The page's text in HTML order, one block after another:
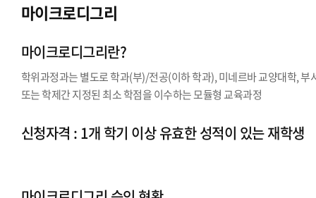
마이크로디그리
마이크로디그리란?
학위과정과는 별도로 학과(부)/전공(이하 학과), 미네르바 교양대학, 부
또는 학제간 지정된 최소 학점을 이수하는 모듈형 교육과정
신청자격 : 1개 학기 이상 유효한 성적이 있는 재학생